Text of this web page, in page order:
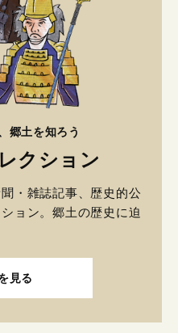
郷土を知ろう
クション
・雑誌記事、歴史的公
ョン。郷土の歴史に迫
見る